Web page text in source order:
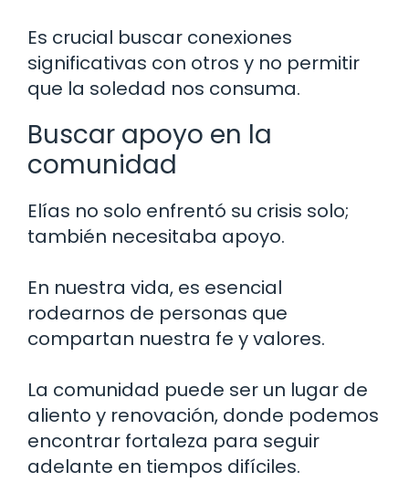
Es crucial buscar conexiones
significativas con otros y no permitir
que la soledad nos consuma.
Buscar apoyo en la
comunidad
Elías no solo enfrentó su crisis solo;
también necesitaba apoyo.
En nuestra vida, es esencial
rodearnos de personas que
compartan nuestra fe y valores.
La comunidad puede ser un lugar de
aliento y renovación, donde podemos
encontrar fortaleza para seguir
adelante en tiempos difíciles.